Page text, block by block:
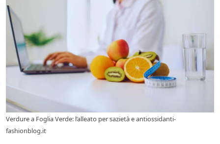
Verdure a Foglia Verde: l’alleato per sazietà e antiossidanti-
fashionblog.it